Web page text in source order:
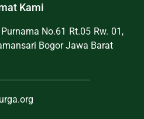
Kami
No.61 Rt.05 Rw. 01,
Bogor Jawa Barat